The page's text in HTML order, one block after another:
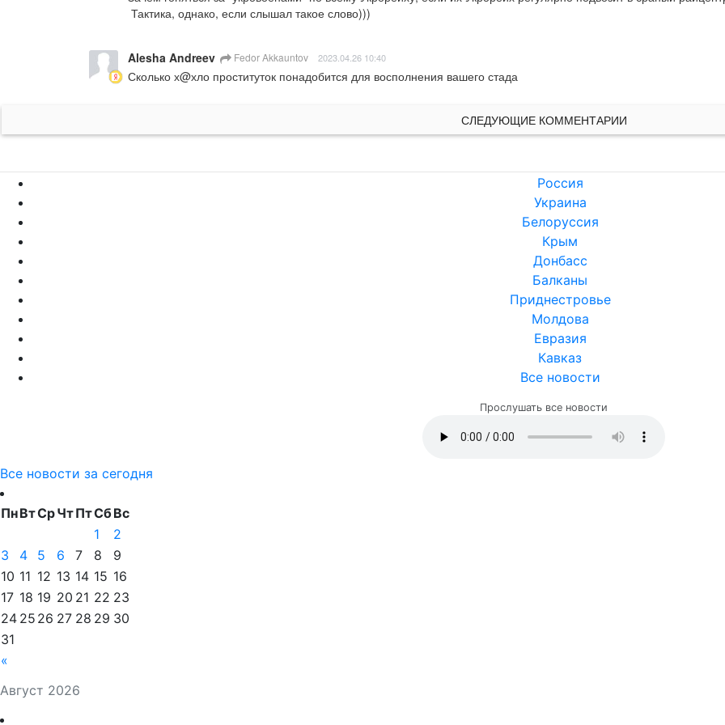
Тактика, однако, если слышал такое слово)))
Alesha Andreev Fedor Akkauntov 2023.04.26 10:40
Сколько х@хло проституток понадобится для восполнения вашего стада
СЛЕДУЮЩИЕ КОММЕНТАРИИ
Россия
Украина
Белоруссия
Крым
Донбасс
Балканы
Приднестровье
Молдова
Евразия
Кавказ
Все новости
Прослушать все новости
Все новости за сегодня
Август 2026
ПнВтСрЧтПтСбВс
«
1
2
3
4 5 6 7 8
9
10 11 12 13 14 15 16
17 18 19 20 21 22 23
24 25 26 27 28 29 30
31